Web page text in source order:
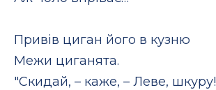
Привів циган його в кузню
Межи циганята.
"Скидай, – каже, – Леве, шкуру!